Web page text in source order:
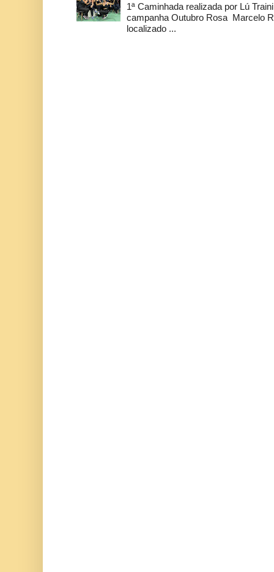
1ª Caminhada realizada por Lú
campanha Outubro Rosa Marcelo
localizado ...